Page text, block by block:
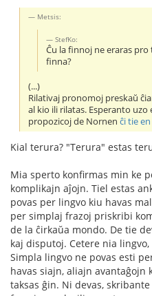
Metsis:
StefKo:
Ĉu la finnoj ne eraras
finna?
(...)
Rilativaj pronomoj preskaŭ
al kio ili rilatas. Esperanto
propozicoj de Nornenĉi tie
Kial terura? "Terura" estas
Mia sperto konfirmas min ke
komplikajn aĵojn. Tiel estas
povas per lingvo kiu havas
per simplaj frazoj priskribi
de la ĉirkaŭa mondo. De tie
kaj disputoj. Cetere nia
Simpla lingvo ne povas esti
havas siajn, aliajn avantaĝojn
taksas ĝin. Ni devas,